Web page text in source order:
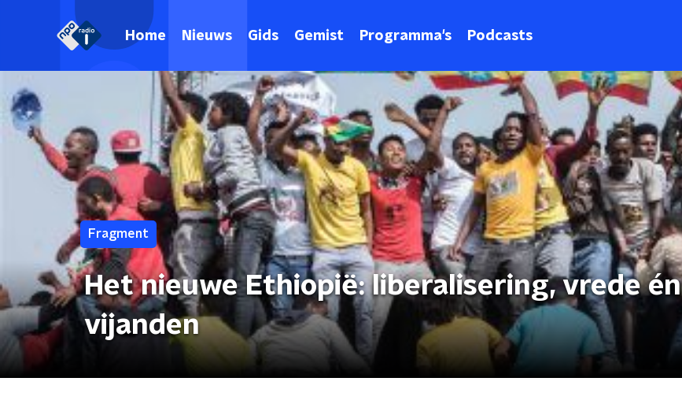
Home Nieuws Gids Gemist Programma's Podcasts
Fragment
Het nieuwe Ethiopië: liberalisering, vrede én
vijanden